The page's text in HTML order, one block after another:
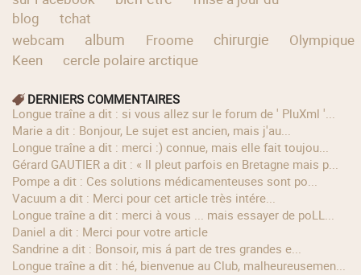
blog
tchat
webcam
album Froome chirurgie
Olympique
Keen
cercle polaire arctique
DERNIERS COMMENTAIRES
longue traîne a dit : si vous allez sur le forum de ' PluXml '...
Marie a dit : Bonjour, Le sujet est ancien, mais j'au...
longue traîne a dit : merci :) connue, mais elle fait toujou...
Gérard GAUTIER a dit : « Il pleut parfois en Bretagne mais p...
Pompe a dit : Ces solutions médicamenteuses sont po...
Vacuum a dit : Merci pour cet article très intére...
longue traîne a dit : merci à vous ... mais essayer de poLL...
Daniel a dit : Merci pour votre article
Sandrine a dit : Bonsoir, mis á part de tres grandes e...
longue traîne a dit : hé, bienvenue au Club, malheureusemen...